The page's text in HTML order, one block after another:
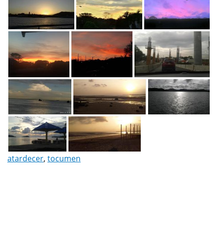
atardecer, tocumen